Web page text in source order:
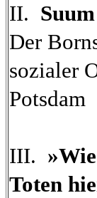
II.
Der
sozialer
Potsdam
III.
Toten